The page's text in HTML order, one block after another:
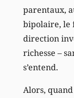
parentaux,
bipolaire, le
direction
richesse –
s’entend.
Alors,